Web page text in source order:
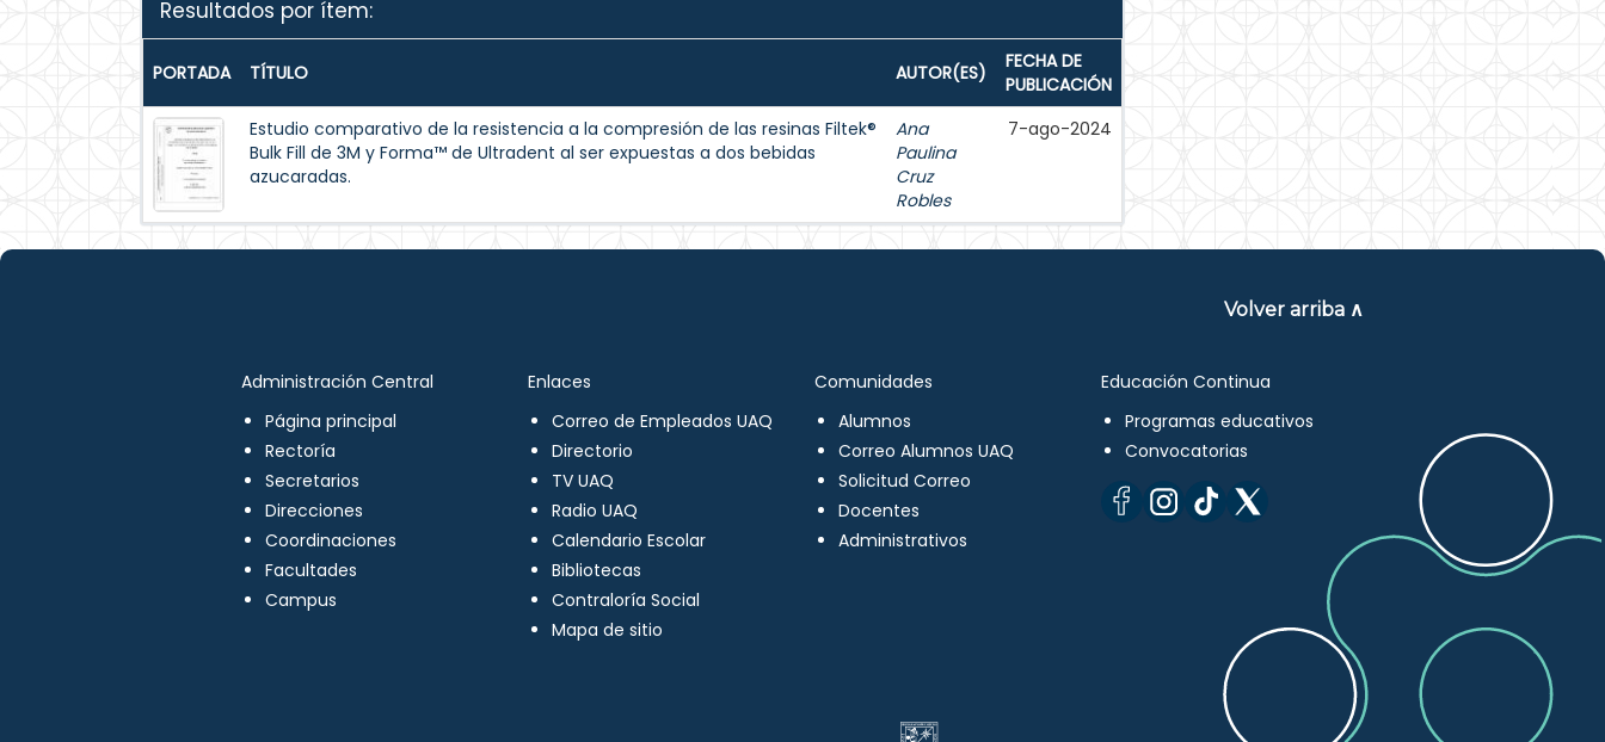
Resultados por ítem:
PORTADA TÍTULO AUTOR(ES)
FECHA DE
PUBLICACIÓN
Estudio comparativo de la resistencia a la compresión de las resinas Filtek®
Bulk Fill de 3M y Forma™ de Ultradent al ser expuestas a dos bebidas
azucaradas.
Ana
Paulina
Cruz
Robles
7-ago-2024
Volver arriba ∧
Administración Central
Página principal
Rectoría
Secretarios
Direcciones
Coordinaciones
Facultades
Campus
Enlaces
Correo de Empleados UAQ
Directorio
TV UAQ
Radio UAQ
Calendario Escolar
Bibliotecas
Contraloría Social
Mapa de sitio
Comunidades
Alumnos
Correo Alumnos UAQ
Solicitud Correo
Docentes
Administrativos
Educación Continua
Programas educativos
Convocatorias